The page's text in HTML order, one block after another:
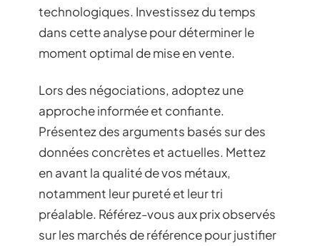
technologiques. Investissez du temps
dans cette analyse pour déterminer le
moment optimal de mise en vente.
Lors des négociations, adoptez une
approche informée et confiante.
Présentez des arguments basés sur des
données concrètes et actuelles. Mettez
en avant la qualité de vos métaux,
notamment leur pureté et leur tri
préalable. Référez-vous aux prix observés
sur les marchés de référence pour justifier